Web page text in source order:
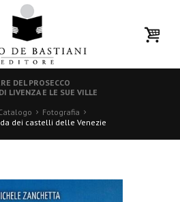
DEL PROSECCO
LIVENZA E LE SUE VILLE
Fotografia
dei castelli delle Venezie